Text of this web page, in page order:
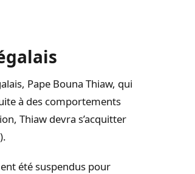
Pape Bouna Thiaw, qui
à des comportements
Thiaw devra s’acquitter
été suspendus pour